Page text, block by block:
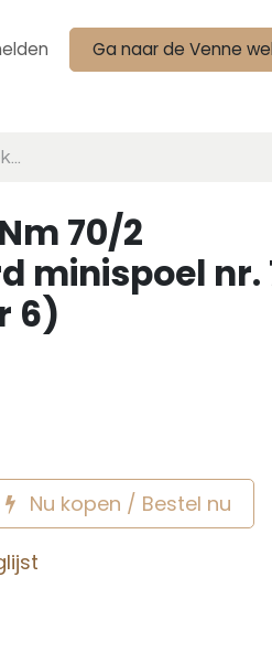
Ga naar de Venne
70/2
minispoel nr.
6)
Nu kopen / Bestel nu